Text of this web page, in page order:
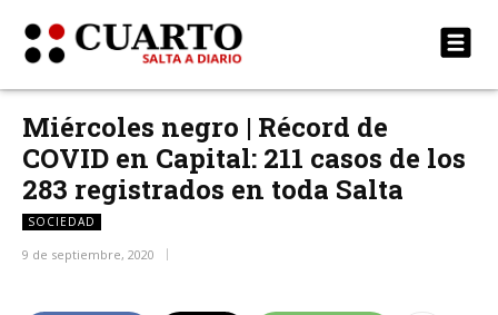
Miércoles negro | Récord de
COVID en Capital: 211 casos de los
283 registrados en toda Salta
SOCIEDAD
9 de septiembre, 2020